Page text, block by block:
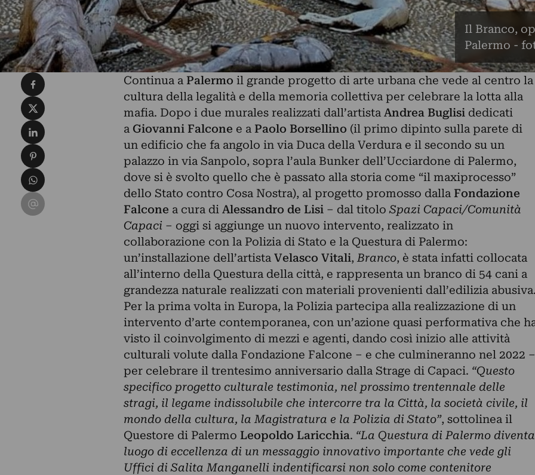
Il Branco,
Palermo -
Continua a Palermo il grande progetto di arte urbana che vede al centro la
cultura della legalità e della memoria collettiva per celebrare la lotta alla
mafia. Dopo i due murales realizzati dall’artista Andrea Buglisidedicati
a Giovanni Falcone e a Paolo Borsellino (il primo dipinto sulla parete di
un edificio che fa angolo in via Duca della Verdura e il secondo su un
palazzo in via Sanpolo, sopra l’aula Bunker dell’Ucciardone di Palermo,
dove si è svolto quello che è passato alla storia come “il maxiprocesso”
dello Stato contro Cosa Nostra), al progetto promosso dalla Fondazione
Falcone a cura di Alessandro de Lisi– dal titoloSpazi Capaci/Comunità
Capaci – oggi si aggiunge un nuovo intervento, realizzato in
collaborazione con la Polizia di Stato e la Questura di Palermo:
un’installazione dell’artista Velasco Vitali, Branco, è stata infatti collocata
all’interno della Questura della città, e rappresenta un branco di 54 cani a
grandezza naturale realizzati con materiali provenienti dall’edilizia abusiva.
Per la prima volta in Europa, la Polizia partecipa alla realizzazione di un
intervento d’arte contemporanea, con un’azione quasi performativa che
visto il coinvolgimento di mezzi e agenti, dando così inizio alle attività
culturali volute dalla Fondazione Falcone – e che culmineranno nel 2022 –
per celebrare il trentesimo anniversario dalla Strage di Capaci. “Questo
specifico progetto culturale testimonia, nel prossimo trentennale delle
stragi, il legame indissolubile che intercorre tra la Città, la società civile, il
mondo della cultura, la Magistratura e la Polizia di Stato”, sottolinea il
Questore di Palermo Leopoldo Laricchia. “La Questura di Palermo diventa
luogo di eccellenza di un messaggio innovativo importante che vede gli
Uffici di Salita Manganelli indentificarsi non solo come contenitore
Condividi su Facebook
Condividi su X
Condividi su LinkedIn
Condividi su Pinterest
Condividi su WhatsApp
Condividi su Email